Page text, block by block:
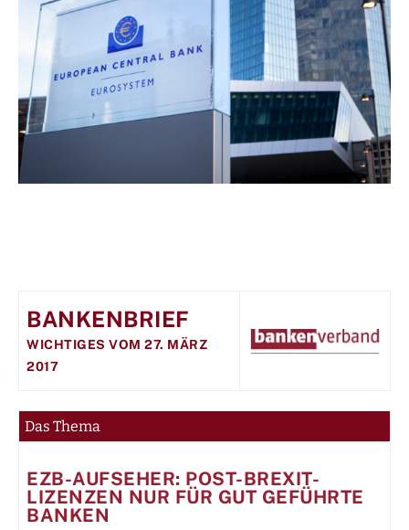
BANKENBRIEF
WICHTIGES VOM 27. MÄRZ
2017
Das Thema
EZB-AUFSEHER: POST-BREXIT-
LIZENZEN NUR FÜR GUT GEFÜHRTE
BANKEN